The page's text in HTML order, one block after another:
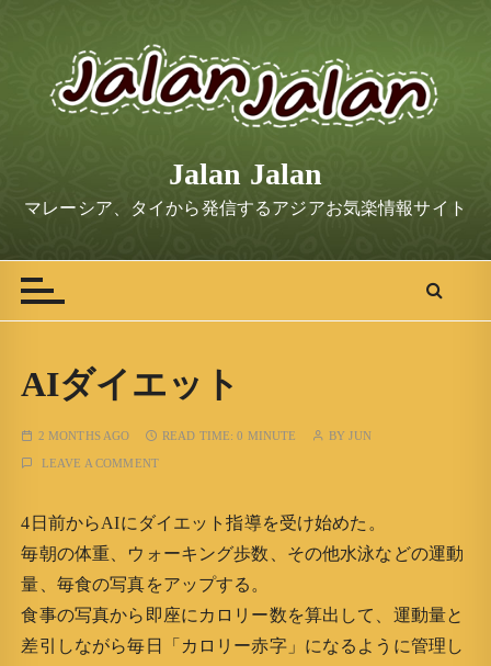
t
Jalan Jalan
マレーシア、タイから発信するアジアお気楽情報サイト
AIダイエット
2 MONTHS AGO READ TIME:0 MINUTE BYJUN
LEAVE A COMMENT
4日前からAIにダイエット指導を受け始めた。
毎朝の体重、ウォーキング歩数、その他水泳などの運動
量、毎食の写真をアップする。
食事の写真から即座にカロリー数を算出して、運動量と
差引しながら毎日「カロリー赤字」になるように管理し